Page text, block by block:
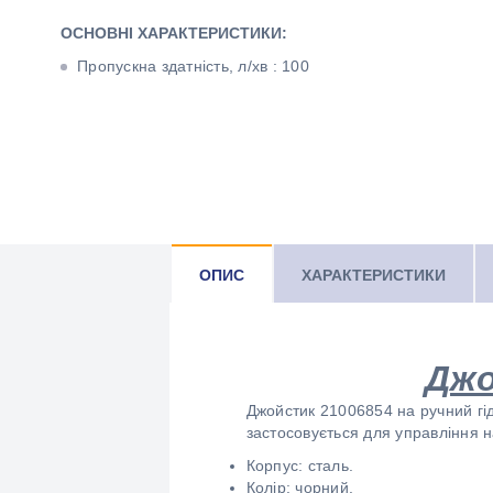
ОСНОВНІ ХАРАКТЕРИСТИКИ:
Пропускна здатність, л/хв : 100
ОПИС ХАРАКТЕРИСТИКИ
Джойстик 21006854 на ручний
застосовується для управління
Корпус: сталь.
Колір: чорний.